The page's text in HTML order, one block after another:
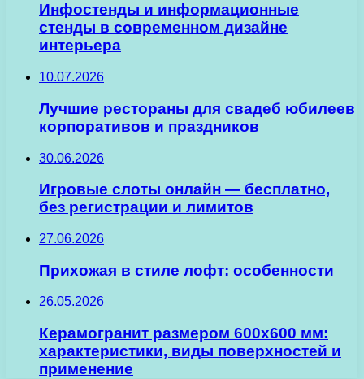
Инфостенды и информационные
стенды в современном дизайне
интерьера
10.07.2026
Лучшие рестораны для свадеб юбилеев
корпоративов и праздников
30.06.2026
Игровые слоты онлайн — бесплатно,
без регистрации и лимитов
27.06.2026
Прихожая в стиле лофт: особенности
26.05.2026
Керамогранит размером 600х600 мм:
характеристики, виды поверхностей и
применение